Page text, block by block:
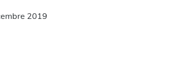
2019